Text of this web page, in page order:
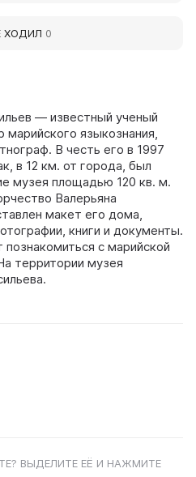
— известный ученый
языкознания,
В честь его в 1997
в 12 км. от города, был
музея площадью 120 кв. м.
Валерьяна
макет его дома,
книги и документы.
познакомиться с марийской
территории музея
ВЫДЕЛИТЕ ЕЁ И НАЖМИТЕ
ХОДИЛ 0